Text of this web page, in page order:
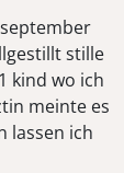
stille
kind wo ich
meinte es
lassen ich